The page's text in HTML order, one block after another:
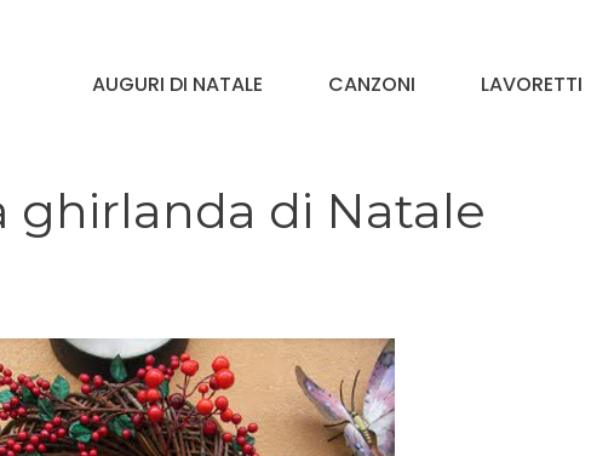
AUGURI DI NATALE CANZONI LAVORETTI
ghirlanda di Natale